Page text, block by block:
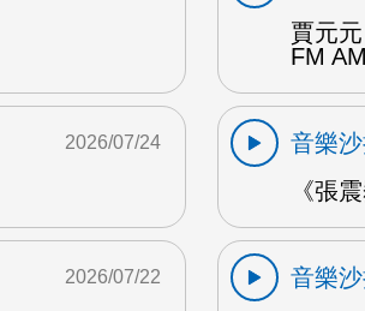
賈元
FM AM
2026/07/24
音樂
《張
2026/07/22
音樂